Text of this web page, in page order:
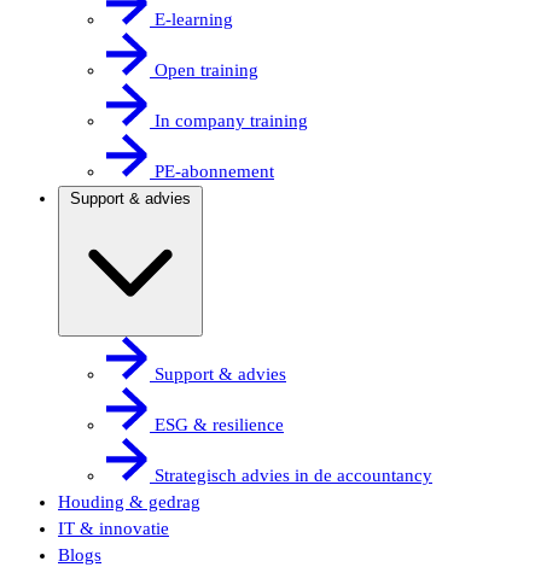
E-learning
Open training
In company training
PE-abonnement
Support & advies
Support & advies
ESG & resilience
Strategisch advies in de accountancy
Houding & gedrag
IT & innovatie
Blogs